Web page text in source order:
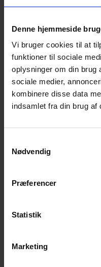
Denne hjemmeside
Vi bruger cookies til at
funktioner til sociale
oplysninger om din brug
sociale medier,
kombinere disse data
indsamlet fra din brug af
Nødvendig
Præferencer
Statistik
Marketing
Hamsterbur
Kaninbur
Rottebur
Marsvinebur